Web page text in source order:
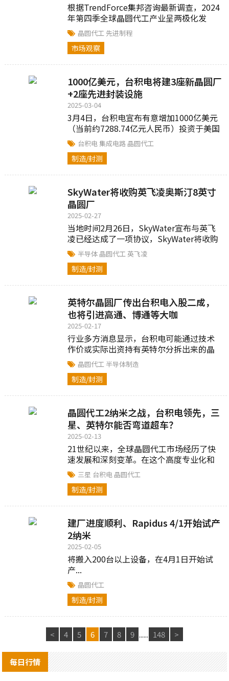
根据TrendForce集邦咨询最新调查，2024
年第四季全球晶圆代工产业呈两极化发
展，先进制程受惠于AI Server等新兴应用
增长，以及新款旗舰级智能手机AP...
晶圆代工 先进制程
市场观察
1000亿美元，台积电将建3座新晶圆厂
+2座先进封装设施
2025-03-04
3月4日，台积电宣布有意增加1000亿美元
（当前约7288.74亿元人民币）投资于美国
先进半导体制造。这笔资金将用于在美兴
建3座新晶圆厂、2座先进封装设施...
台积电 集成电路 晶圆代工
制造/封测
SkyWater将收购英飞凌奥斯汀8英寸
晶圆厂
2025-02-27
当地时间2月26日，SkyWater宣布与英飞
凌已经达成了一项协议，SkyWater将收购
英飞凌位于美国得克萨斯州奥斯汀市的200
毫米（8英寸）晶圆厂...
半导体 晶圆代工 英飞凌
制造/封测
英特尔晶圆厂传出台积电入股二成，
也将引进高通、博通等大咖
2025-02-17
行业多方消息显示，台积电可能通过技术
作价或实际出资持有英特尔分拆出来的晶
圆代工服务部门（IFS）二成股权，IFS也
将引进高通、博通等美国IC...
晶圆代工半导体制造
制造/封测
晶圆代工2纳米之战，台积电领先，三
星、英特尔能否弯道超车？
2025-02-13
21世纪以来，全球晶圆代工市场经历了快
速发展和深刻变革。在这个高度专业化和
技术密集的领域，台积电（TSMC）、三
星....
三星 台积电 晶圆代工
制造/封测
建厂进度顺利、Rapidus 4/1开始试产
2纳米
2025-02-05
将搬入200台以上设备，在4月1日开始试
产...
晶圆代工
制造/封测
< 4 5 6 7 8 9 ...... 148 >
每日行情